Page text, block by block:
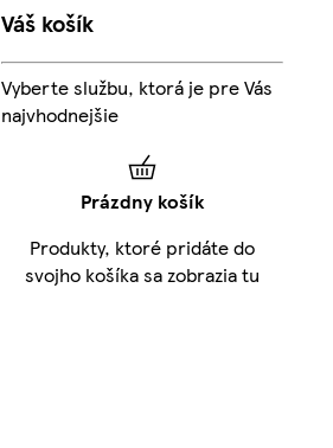
Váš košík
Vyberte službu, ktorá je pre Vás
najvhodnejšie
Prázdny košík
Produkty, ktoré pridáte do
svojho košíka sa zobrazia tu